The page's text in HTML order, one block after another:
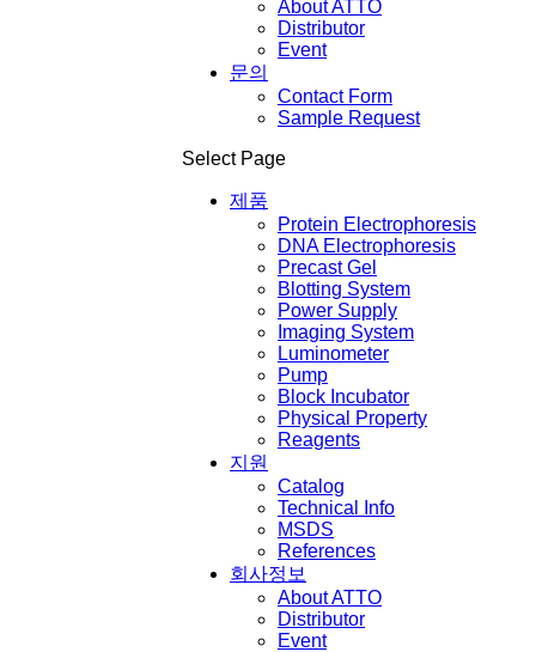
About ATTO
Distributor
Event
문의
Contact Form
Sample Request
Select Page
제품
Protein Electrophoresis
DNA Electrophoresis
Precast Gel
Blotting System
Power Supply
Imaging System
Luminometer
Pump
Block Incubator
Physical Property
Reagents
지원
Catalog
Technical Info
MSDS
References
회사정보
About ATTO
Distributor
Event